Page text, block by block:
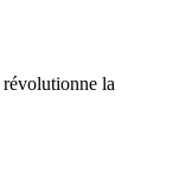
révolutionne la